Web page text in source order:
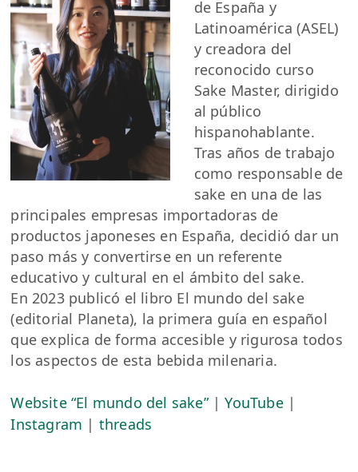
de España y
Latinoamérica (ASEL)
y creadora del
reconocido curso
Sake Master, dirigido
al público
hispanohablante.
Tras años de trabajo
como responsable de
sake en una de las
principales empresas importadoras de
productos japoneses en España, decidió dar un
paso más y convertirse en un referente
educativo y cultural en el ámbito del sake.
En 2023 publicó el libro El mundo del sake
(editorial Planeta), la primera guía en español
que explica de forma accesible y rigurosa todos
los aspectos de esta bebida milenaria.
Website “El mundo del sake”|YouTube|
Instagram | threads